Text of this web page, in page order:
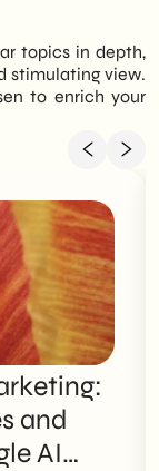
topics in depth,
stimulating view.
to enrich your
and
AI